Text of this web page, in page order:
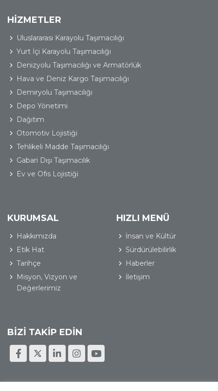
KURUMSAL
Hakkımızda
Etik Hat
Tarihçe
Misyon, Vizyon ve
Değerlerimiz
HİZMETLER
Uluslararası Karayolu Taşımacılığı
Yurt İçi Karayolu Taşımacılığı
Denizyolu Taşımacılığı ve Armatörlük
Hava ve Deniz Kargo Taşımacılığı
Demiryolu Taşımacılığı
Depo Yönetimi
Dağıtım
Otomotiv Lojistiği
Tehlikeli Madde Taşımacılığı
Gabari Dışı Taşımacılık
Ev ve Ofis Lojistiği
HIZLI MENÜ
İnsan ve Kültür
Sürdürülebilirlik
Haberler
İletişim
BİZİ TAKİP EDİN